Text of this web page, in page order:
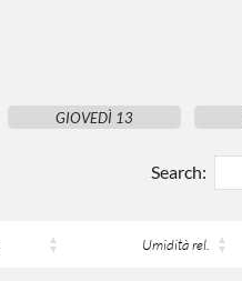
GIOVEDÌ 13
Search:
Umidità rel.